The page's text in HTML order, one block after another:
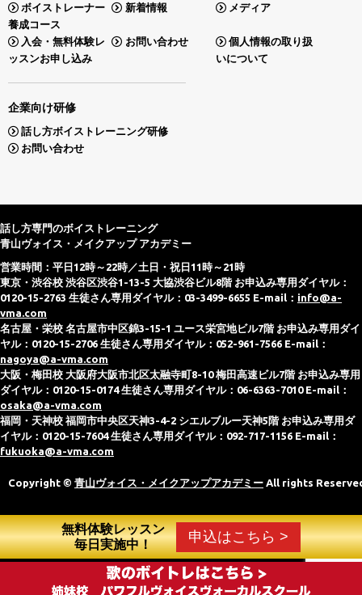
無料体験レッスン
毎日実施中！
申込はこちら >
ボイストレーナー
養成コース
新着情報 メディア
入会・無料体験レ
ッスンお申し込み
お問い合わせ
個人情報の取り扱
いについて
企業向け研修
話し方ボイストレーニング研修
お問い合わせ
話し方専門のボイストレーニング
青山ヴォイス・メイクアップ アカデミー
営業時間：平日12時～22時／土日・祝日11時～21時
東京・渋谷校 渋谷区渋谷1-13-5 大協渋谷ビル8階 お申込み専用ダイヤル：
0120-15-2763 生徒さん専用ダイヤル：03-3499-6655 E-mail： info@a-
vma.com
名古屋・栄校 名古屋市中区錦3-15-1 ユース栄宮地ビル7階 お申込み専用ダイ
ヤル：0120-15-2706 生徒さん専用ダイヤル：052-961-7566 E-mail：
nagoya@a-vma.com
大阪・梅田校 大阪府大阪市北区太融寺町8-10 梅田高速ビル7階 お申込み専用
ダイヤル：0120-15-0174 生徒さん専用ダイヤル：06-6363-7010 E-mail：
osaka@a-vma.com
福岡・天神校 福岡市中央区天神3-4-2 シエルブルー天神5階 お申込み専用ダ
イヤル：0120-15-7604 生徒さん専用ダイヤル：092-717-1156 E-mail：
fukuoka@a-vma.com
Copyright © 青山ヴォイス・メイクアップアカデミー All rights